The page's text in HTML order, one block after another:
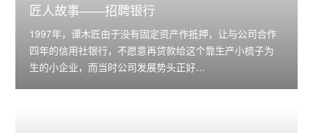
匠人故事——招聘银行
1997年，谭木匠由于没有固定资产作抵押，让与公司合作
四年的信用社银行，不愿意再贷款给这个靠生产小梳子为
生的小企业，而当时公司发展势头正好…